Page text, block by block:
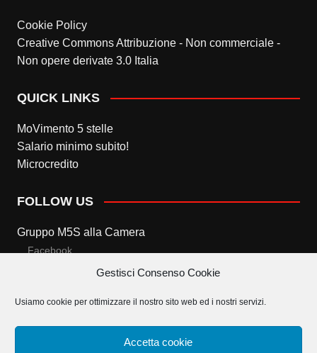
Gestisci Consenso Cookie
Usiamo cookie per ottimizzare il nostro sito web ed i nostri servizi.
Accetta cookie
Cookie Policy
Creative Commons Attribuzione - Non commerciale -
Non opere derivate 3.0 Italia
QUICK LINKS
MoVimento 5 stelle
Salario minimo subito!
Microcredito
FOLLOW US
Gruppo M5S alla Camera
Facebook